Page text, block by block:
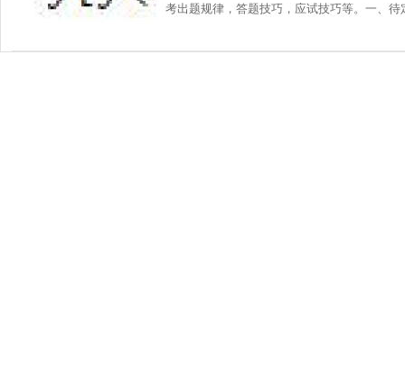
考出题规律，答题技巧，应试技巧等。一、